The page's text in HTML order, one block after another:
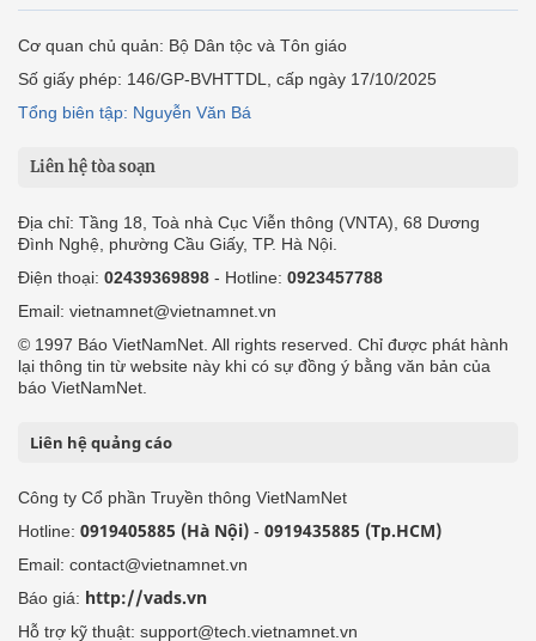
Cơ quan chủ quản: Bộ Dân tộc và Tôn giáo
Số giấy phép: 146/GP-BVHTTDL, cấp ngày 17/10/2025
Tổng biên tập: Nguyễn Văn Bá
Liên hệ tòa soạn
Địa chỉ: Tầng 18, Toà nhà Cục Viễn thông (VNTA), 68 Dương
Đình Nghệ, phường Cầu Giấy, TP. Hà Nội.
Điện thoại: 02439369898 - Hotline: 0923457788
Email: vietnamnet@vietnamnet.vn
© 1997 Báo VietNamNet. All rights reserved. Chỉ được phát hành
lại thông tin từ website này khi có sự đồng ý bằng văn bản của
báo VietNamNet.
Liên hệ quảng cáo
Công ty Cổ phần Truyền thông VietNamNet
Hotline: 0919405885 (Hà Nội) - 0919435885 (Tp.HCM)
Email: contact@vietnamnet.vn
Báo giá: http://vads.vn
Hỗ trợ kỹ thuật: support@tech.vietnamnet.vn